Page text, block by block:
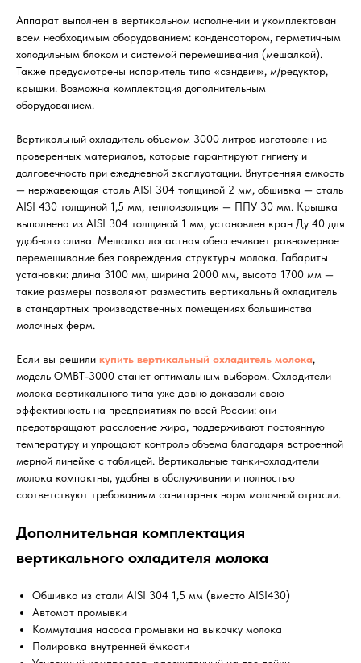
Аппарат выполнен в вертикальном исполнении и укомплектован
всем необходимым оборудованием: конденсатором, герметичным
холодильным блоком и системой перемешивания (мешалкой).
Также предусмотрены испаритель типа «сэндвич», м/редуктор,
крышки. Возможна комплектация дополнительным
оборудованием.
Вертикальный охладитель объемом 3000 литров изготовлен из
проверенных материалов, которые гарантируют гигиену и
долговечность при ежедневной эксплуатации. Внутренняя емкость
— нержавеющая сталь AISI 304 толщиной 2 мм, обшивка — сталь
AISI 430 толщиной 1,5 мм, теплоизоляция — ППУ 30 мм. Крышка
выполнена из AISI 304 толщиной 1 мм, установлен кран Ду 40 для
удобного слива. Мешалка лопастная обеспечивает равномерное
перемешивание без повреждения структуры молока. Габариты
установки: длина 3100 мм, ширина 2000 мм, высота 1700 мм —
такие размеры позволяют разместить вертикальный охладитель
в стандартных производственных помещениях большинства
молочных ферм.
Если вы решили купить вертикальный охладитель молока,
модель ОМВТ-3000 станет оптимальным выбором. Охладители
молока вертикального типа уже давно доказали свою
эффективность на предприятиях по всей России: они
предотвращают расслоение жира, поддерживают постоянную
температуру и упрощают контроль объема благодаря встроенной
мерной линейке с таблицей. Вертикальные танки-охладители
молока компактны, удобны в обслуживании и полностью
соответствуют требованиям санитарных норм молочной отрасли.
Дополнительная комплектация
вертикального охладителя молока
Обшивка из стали AISI 304 1,5 мм (вместо AISI430)
Автомат промывки
Коммутация насоса промывки на выкачку молока
Полировка внутренней ёмкости